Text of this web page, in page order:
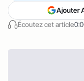
Écoutez cet article
Ajouter